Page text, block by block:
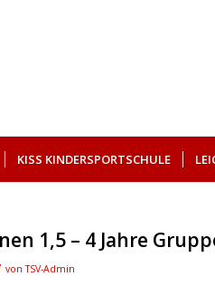
KISS KINDERSPORTSCHULE
1,5 – 4 Jahre
vonTSV-Admin